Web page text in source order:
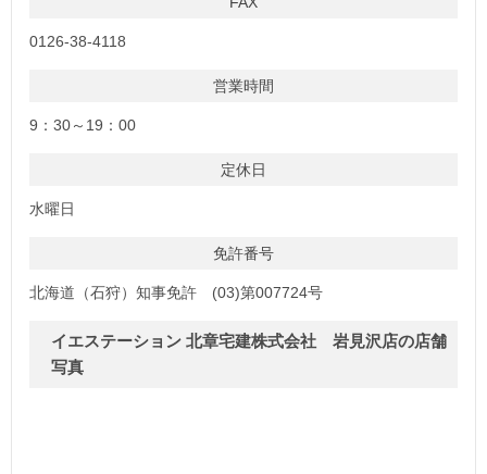
0126-38-4118
営業時間
9：30～19：00
定休日
水曜日
免許番号
北海道（石狩）知事免許 (03)第007724号
イエステーション 北章宅建株式会社 岩見沢店の店舗
写真